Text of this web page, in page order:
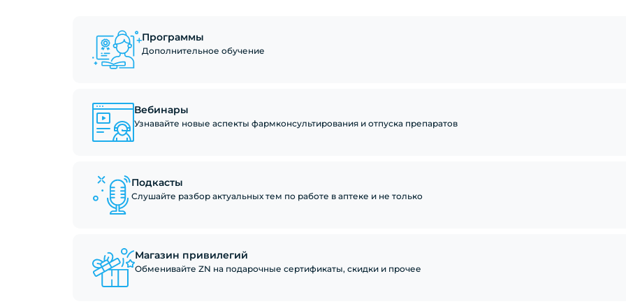
Программы
Дополнительное обучение
Вебинары
Узнавайте новые аспекты фармконсультирования и отпуска препаратов
Подкасты
Слушайте разбор актуальных тем по работе в аптеке и не только
Магазин привилегий
Обменивайте ZN на подарочные сертификаты, скидки и прочее